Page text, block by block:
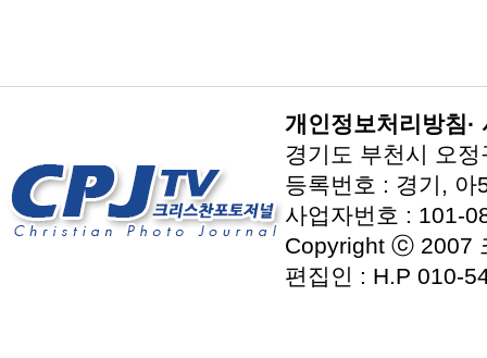
개인정보처리방침·
경기도 부천시 오
등록번호 : 경기,
사업자번호 : 101-
Copyright ⓒ 2007
편집인 : H.P 010-